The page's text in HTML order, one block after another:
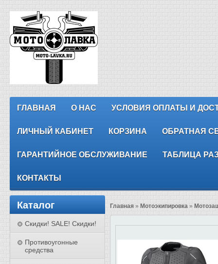
ГЛАВНАЯ О НАС УСЛОВИЯ ОПЛАТЫ И
ЛИЧНЫЙ КАБИНЕТ КОРЗИНА ОБРАТНАЯ
ГАРАНТИЙНОЕ ОБСЛУЖИВАНИЕ ТАБЛИЦА
КОНТАКТЫ
Каталог
Скидки! SALE! Скидки!
Противоугонные
средства
Главная » Мотоэкипировка »